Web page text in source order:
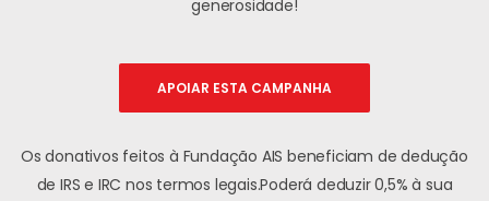
generosidade!
APOIAR ESTA CAMPANHA
Os donativos feitos à Fundação AIS beneficiam de dedução
de IRS e IRC nos termos legais.Poderá deduzir 0,5% à sua